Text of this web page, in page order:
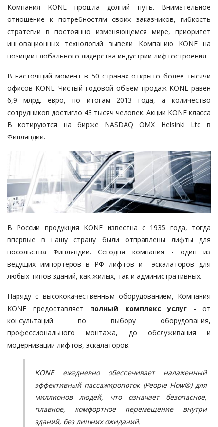
Компания KONE прошла долгий путь. Внимательное
отношение к потребностям своих заказчиков, гибкость
стратегии в постоянно изменяющемся мире, приоритет
инновационных технологий вывели Компанию KONE на
позиции глобального лидерства индустрии лифтостроения.
В настоящий момент в 50 странах открыто более тысячи
офисов KONE. Чистый годовой объем продаж КОNЕ равен
6,9 млрд. евро, по итогам 2013 года, а количество
сотрудников достигло 43 тысяч человек. Акции КОNЕ класса
B котируются на бирже NASDAQ OMX Helsinki Ltd в
Финляндии.
В России продукция KONE известна с 1935 года, тогда
впервые в нашу страну были отправлены лифты для
посольства Финляндии. Сегодня компания - один из
ведущих импортеров в РФ лифтов и эскалаторов для
любых типов зданий, как жилых, так и административных.
Наряду с высококачественным оборудованием, Компания
KONE предоставляет полный комплекс услуг - от
консультаций по выбору оборудования,
профессионального монтажа, до обслуживания и
модернизации лифтов, эскалаторов.
KONE ежедневно обеспечивает налаженный
эффективный пассажиропоток (People Flow®)для
миллионов людей, что означает безопасное,
плавное, комфортное перемещение внутри
зданий, без лишних ожиданий.